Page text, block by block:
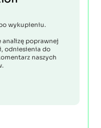
wykupieniu.
analizę poprawnej
odniesienia do
naszych